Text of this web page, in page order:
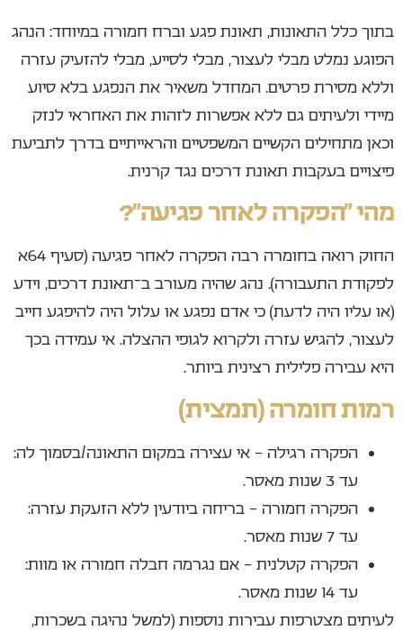
בתוך כלל התאונות, תאונת פגע וברח חמורה במיוחד: הנהג
הפוגע נמלט מבלי לעצור, מבלי לסייע, מבלי להזעיק עזרה
וללא מסירת פרטים. המחדל משאיר את הנפגע בלא סיוע
מיידי ולעיתים גם ללא אפשרות לזהות את האחראי לנזק
וכאן מתחילים הקשיים המשפטיים והראייתיים בדרך לתביעת
פיצויים בעקבות תאונת דרכים נגד קרנית.
מהי “הפקרה לאחר פגיעה”?
החוק רואה בחומרה רבה הפקרה לאחר פגיעה (סעיף 64א
לפקודת התעבורה). נהג שהיה מעורב ב־תאונת דרכים, וידע
(או עליו היה לדעת) כי אדם נפגע או עלול היה להיפגע חייב
לעצור, להגיש עזרה ולקרוא לגופי ההצלה. אי עמידה בכך
היא עבירה פלילית רצינית ביותר.
רמות חומרה (תמצית)
הפקרה רגילה – אי עצירה במקום התאונה/בסמוך לה:
עד 3 שנות מאסר.
הפקרה חמורה – בריחה ביודעין ללא הזעקת עזרה:
עד 7 שנות מאסר.
הפקרה קטלנית – אם נגרמה חבלה חמורה או מוות:
עד 14 שנות מאסר.
לעיתים מצטרפות עבירות נוספות (למשל נהיגה בשכרות,